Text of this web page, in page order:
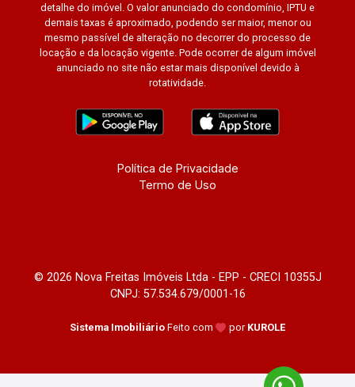
detalhe do imóvel. O valor anunciado do condomínio, IPTU e
demais taxas é aproximado, podendo ser maior, menor ou
mesmo passível de alteração no decorrer do processo de
locação e da locação vigente. Pode ocorrer de algum imóvel
anunciado no site não estar mais disponível devido à
rotatividade.
Política de Privacidade
Termo de Uso
© 2026 Nova Freitas Imóveis Ltda - EPP - CRECI 10355J
CNPJ: 57.534.679/0001-16
Sistema Imobiliário Feito com por KUROLE